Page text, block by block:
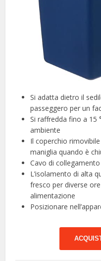
Si adatta dietro il
passeggero per un
Si raffredda fino a 15
ambiente
Il coperchio
maniglia quando è
Cavo di
L’isolamento di alta
fresco per diverse
alimentazione
Posizionare